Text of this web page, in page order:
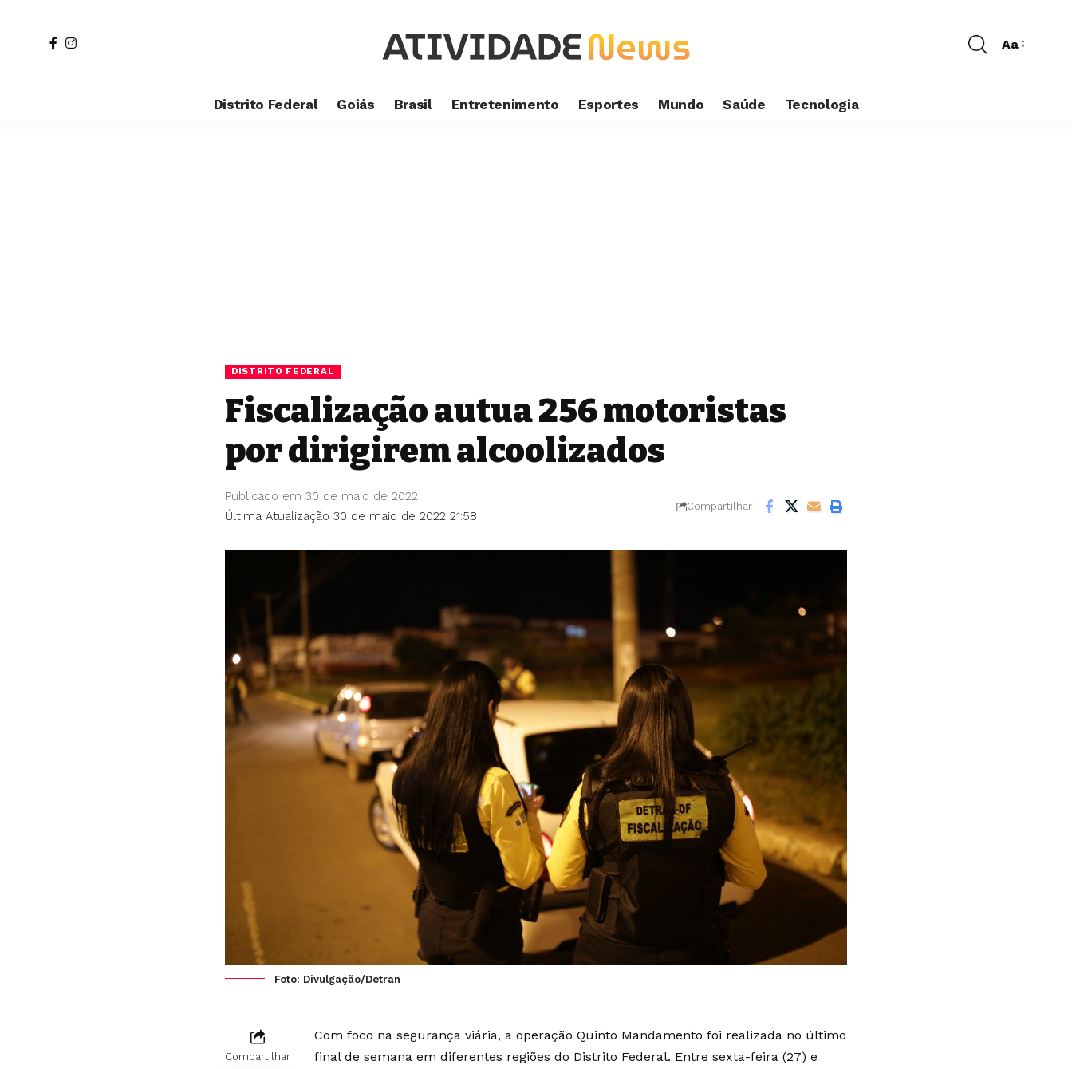
Aa
Distrito Federal Goiás Brasil Entretenimento Esportes Mundo Saúde Tecnologia
DISTRITO FEDERAL
Fiscalização autua 256 motoristas
por dirigirem alcoolizados
Última Atualização 30 de maio de 2022 21:58
Publicado em 30 de maio de 2022
Compartilhar
Foto: Divulgação/Detran
Compartilhar
Com foco na segurança viária, a operação Quinto Mandamento foi realizada no último
final de semana em diferentes regiões do Distrito Federal. Entre sexta-feira (27) e